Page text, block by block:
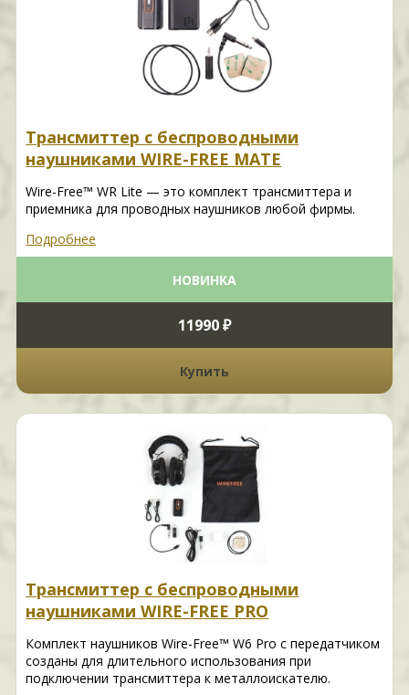
Трансмиттер с беспроводными
наушниками WIRE-FREE MATE
Wire-Free™ WR Lite — это комплект трансмиттера и
приемника для проводных наушников любой фирмы.
Подробнее
НОВИНКА
11990 ₽
Купить
Трансмиттер с беспроводными
наушниками WIRE-FREE PRO
Комплект наушников Wire-Free™ W6 Pro с передатчиком
созданы для длительного использования при
подключении трансмиттера к металлоискателю.